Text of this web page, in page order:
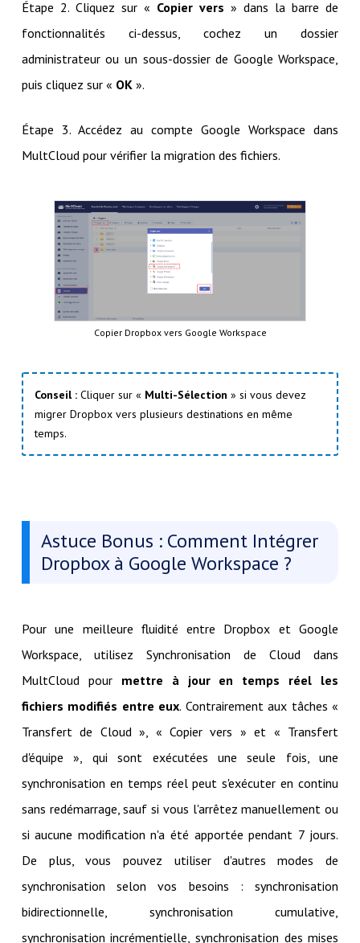
Étape 2. Cliquez sur « Copier vers » dans la barre de
fonctionnalités ci-dessus, cochez un dossier
administrateur ou un sous-dossier de Google Workspace,
puis cliquez sur « OK».
Étape 3. Accédez au compte Google Workspace dans
MultCloud pour vérifier la migration des fichiers.
Copier Dropbox vers Google Workspace
Conseil :Cliquer sur « Multi-Sélection » si vous devez
migrer Dropbox vers plusieurs destinations en même
temps.
Astuce Bonus : Comment Intégrer
Dropbox à Google Workspace ?
Pour une meilleure fluidité entre Dropbox et Google
Workspace, utilisez Synchronisation de Cloud dans
MultCloud pour mettre à jour en temps réel les
fichiers modifiés entre eux. Contrairement aux tâches «
Transfert de Cloud », « Copier vers » et « Transfert
d'équipe », qui sont exécutées une seule fois, une
synchronisation en temps réel peut s'exécuter en continu
sans redémarrage, sauf si vous l'arrêtez manuellement ou
si aucune modification n'a été apportée pendant 7 jours.
De plus, vous pouvez utiliser d'autres modes de
synchronisation selon vos besoins : synchronisation
bidirectionnelle, synchronisation cumulative,
synchronisation incrémentielle, synchronisation des mises